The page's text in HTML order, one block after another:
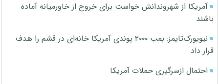
آمریکا از شهروندانش خواست برای خروج از خاورمیانه آماده
باشند
نیویورک‌تایمز: بمب ۲۰۰۰ پوندی آمریکا خانه‌ای در قشم را هدف
قرار داد
احتمال ازسرگیری حملات آمریکا